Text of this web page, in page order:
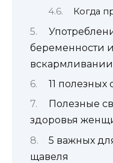
Когда
беременности
вскармливании
11 полезных
Полезные
здоровья
5 важных
щавеля